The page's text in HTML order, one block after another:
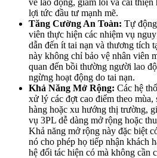
lợi tức đầu tư mạnh mẽ.
Tăng Cường An Toàn: Tự
viên thực hiện các nhiệm vụ
dẫn đến ít tai nạn và thương tích
này không chỉ bảo vệ nhân viên
quan đến bồi thường người lao
ngừng hoạt động do tai nạn.
Khả Năng Mở Rộng: Các hệ
xử lý các đợt cao điểm theo mùa,
hàng hoặc xu hướng thị trường,
vụ 3PL dễ dàng mở rộng hoặc
Khả năng mở rộng này đặc biệt
nó cho phép họ tiếp nhận khách
hệ đối tác hiện có mà không cần